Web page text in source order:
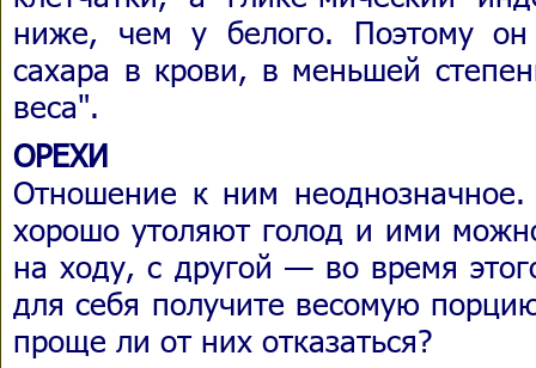
ниже, чем у белого. Поэтому он
сахара в крови, в меньшей
веса".
ОРЕХИ
Отношение к ним
хорошо утоляют голод и ими
на ходу, с другой — во время
для себя получите весомую
проще ли от них отказаться?